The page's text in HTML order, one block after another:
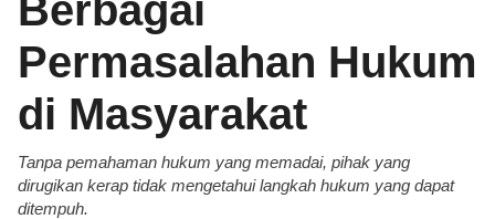
Berbagai
Permasalahan Hukum
di Masyarakat
Tanpa pemahaman hukum yang memadai, pihak yang
dirugikan kerap tidak mengetahui langkah hukum yang dapat
ditempuh.